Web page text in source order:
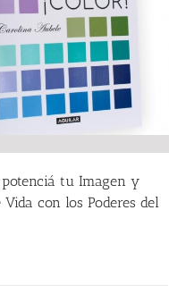
potenciá tu Imagen y
Vida con los Poderes del